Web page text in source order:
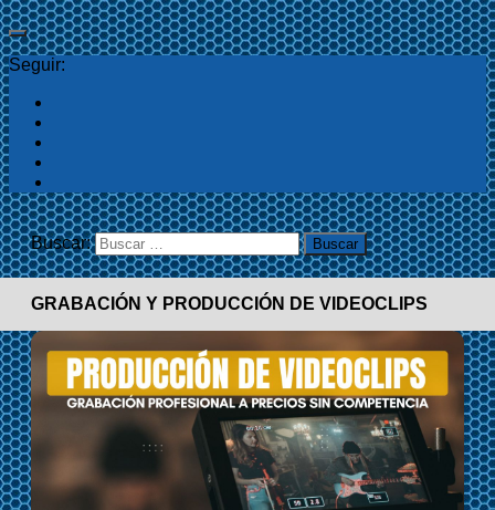
Seguir:
Buscar:
GRABACIÓN Y PRODUCCIÓN DE VIDEOCLIPS